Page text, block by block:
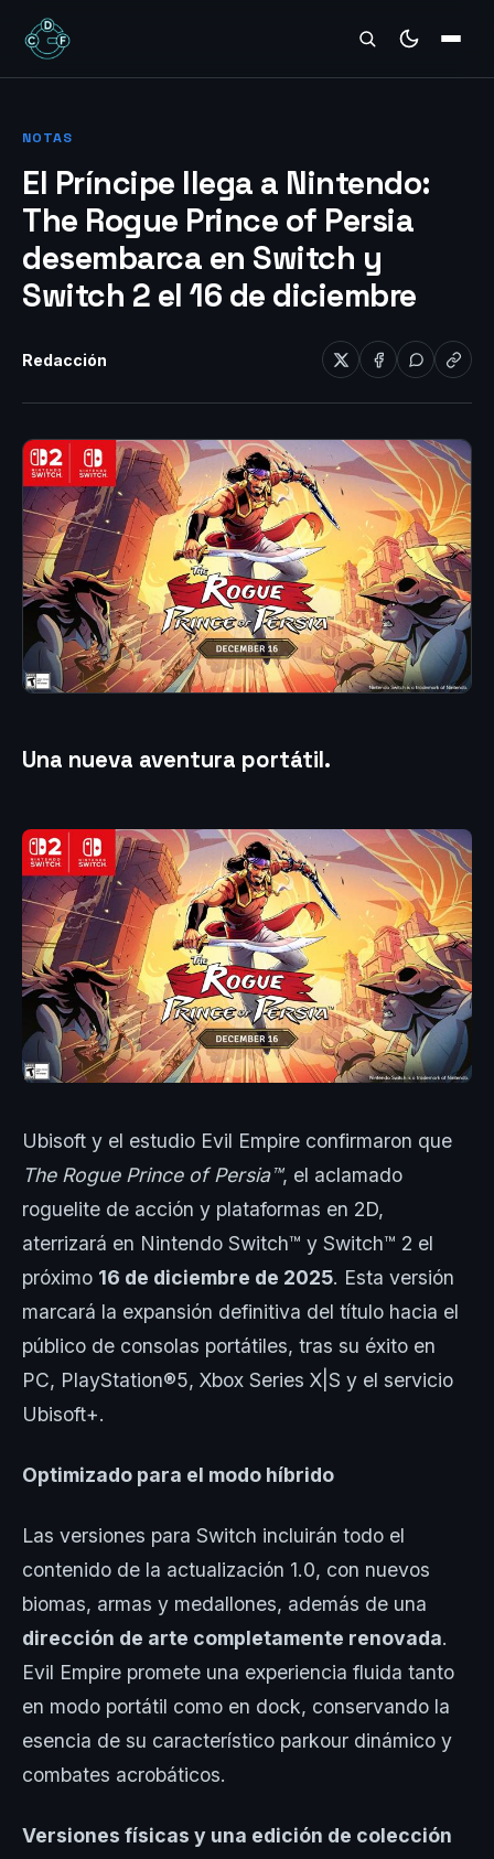
REVIEWS
NOTAS
El Príncipe llega a Nintendo:
The Rogue Prince of Persia
desembarca en Switch y
Switch 2 el 16 de diciembre
Redacción
Una nueva aventura portátil.
Ubisoft y el estudio Evil Empire confirmaron que
The Rogue Prince of Persia™, el aclamado
roguelite de acción y plataformas en 2D,
aterrizará en Nintendo Switch™ y Switch™ 2 el
próximo 16 de diciembre de 2025. Esta versión
marcará la expansión definitiva del título hacia el
público de consolas portátiles, tras su éxito en
PC, PlayStation®5, Xbox Series X|S y el servicio
Ubisoft+.
Optimizado para el modo híbrido
Las versiones para Switch incluirán todo el
contenido de la actualización 1.0, con nuevos
biomas, armas y medallones, además de una
dirección de arte completamente renovada.
Evil Empire promete una experiencia fluida tanto
en modo portátil como en dock, conservando la
esencia de su característico parkour dinámico y
combates acrobáticos.
Versiones físicas y una edición de colección